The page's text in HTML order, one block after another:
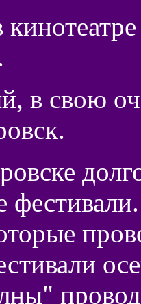
в свою